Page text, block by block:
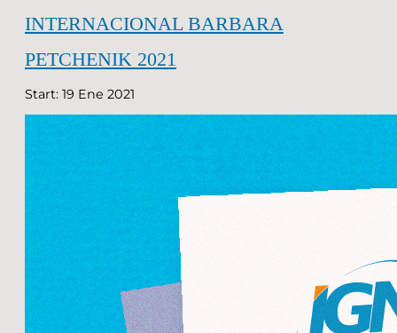
INTERNACIONAL BARBARA
PETCHENIK 2021
Start: 19 Ene 2021